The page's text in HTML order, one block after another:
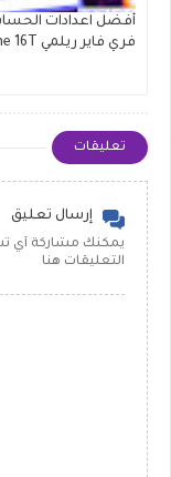
أفضل اعدادات
فري فاير ريلمي Realme 16T
تعليقات
إرسال تعليق
يمكنك مشاركة أي
التعليقات هنا